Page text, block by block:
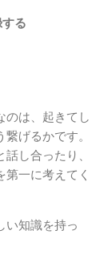
る
のは、起きてし
げるかです。
し合ったり、
一に考えてく
い知識を持っ